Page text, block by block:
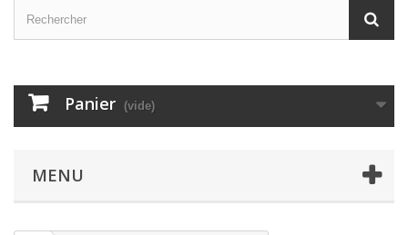
Panier (vide)
MENU